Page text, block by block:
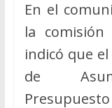
En el
la
indicó que
de